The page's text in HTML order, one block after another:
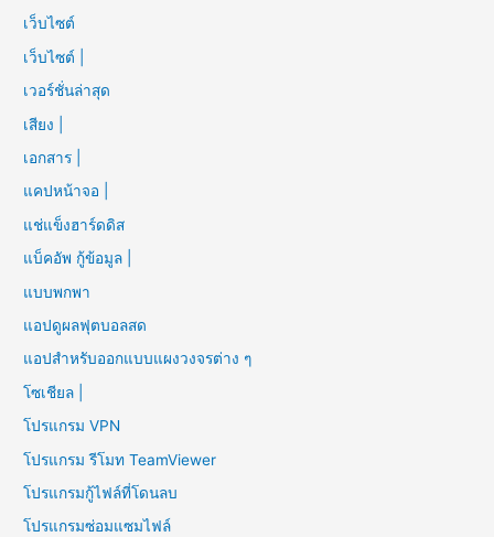
เว็บไซต์
เว็บไซต์ |
เวอร์ชั่นล่าสุด
เสียง |
เอกสาร |
แคปหน้าจอ |
แช่แข็งฮาร์ดดิส
แบ็คอัพ กู้ข้อมูล |
แบบพกพา
แอปดูผลฟุตบอลสด
แอปสำหรับออกแบบแผงวงจรต่าง ๆ
โซเชียล |
โปรแกรม VPN
โปรแกรม รีโมท TeamViewer
โปรแกรมกู้ไฟล์ที่โดนลบ
โปรแกรมซ่อมแซมไฟล์